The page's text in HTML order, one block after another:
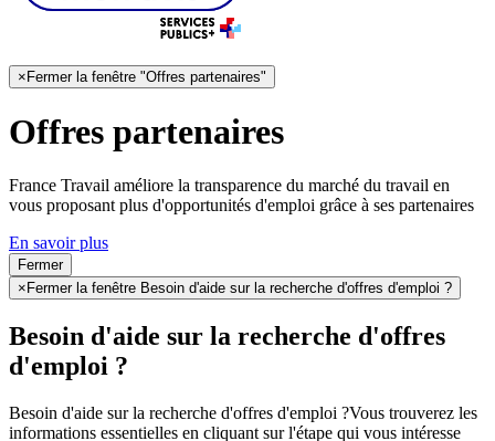
×Fermer la fenêtre "Offres partenaires"
Offres partenaires
France Travail améliore la transparence du marché du travail en
vous proposant plus d'opportunités d'emploi grâce à ses partenaires
En savoir plus
Fermer
× Fermer la fenêtre Besoin d'aide sur la recherche d'offres d'emploi ?
Besoin d'aide sur la recherche d'offres
d'emploi ?
Besoin d'aide sur la recherche d'offres d'emploi ?Vous trouverez les
informations essentielles en cliquant sur l'étape qui vous intéresse